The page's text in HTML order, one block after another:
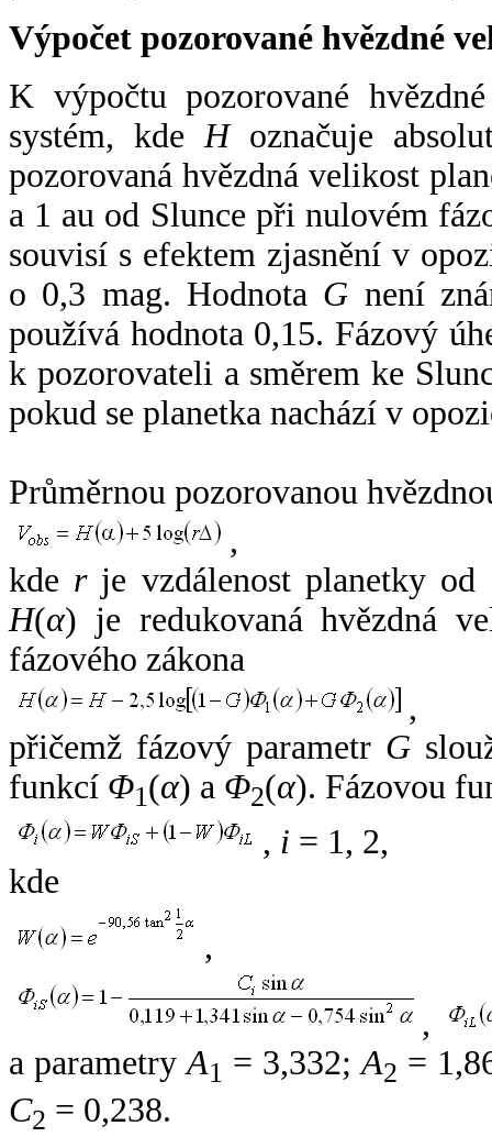
Výpočet pozorované hvězdné
K výpočtu pozorované
systém, kde Hoznačuje
pozorovaná hvězdná velikost
a 1 au od Slunce při nulovém
souvisí s efektem zjasnění v
o 0,3 mag. Hodnota G není
používá hodnota 0,15. Fázový
k pozorovateli a směrem ke
pokud se planetka nachází v
Průměrnou pozorovanou
,
kde rje vzdálenost planetky od
H(α) je redukovaná hvězdná
fázového zákona
,
přičemž fázový parametr G
funkcí Φ1(α) a Φ2(α). Fázovou
, i = 1, 2,
kde
,
,
a parametryA1 = 3,332;A2 =
C2 = 0,238.